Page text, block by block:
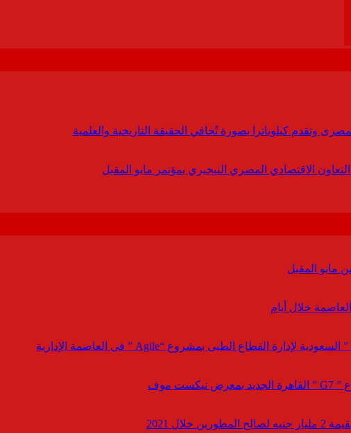
وتقدم كيلوباترا بصورة تُجافي الحقيقة التاريخية والعلمية
الاقتصادي المصري النيجيري بمؤتمر مايو المقبل